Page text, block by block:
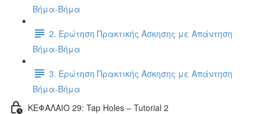
Βήμα-Βήμα
2. Ερώτηση Πρακτικής Άσκησης με Απάντηση
Βήμα-Βήμα
3. Ερώτηση Πρακτικής Άσκησης με Απάντηση
Βήμα-Βήμα
ΚΕΦΑΛΑΙΟ 29: Tap Holes – Tutorial 2